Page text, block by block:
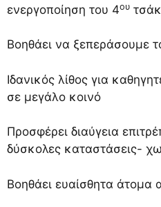
ενεργοποίηση του 4ου
Βοηθάει να ξεπεράσουμε
Ιδανικός λίθος για
σε μεγάλο κοινό
Προσφέρει διαύγεια
δύσκολες καταστάσεις-
Βοηθάει ευαίσθητα άτομα